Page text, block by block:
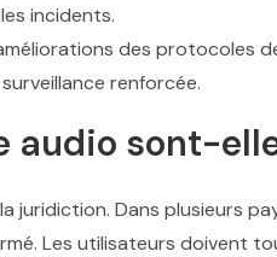
incidents.
des protocoles
renforcée.
audio sont-
Dans plusieurs
Les utilisateurs doivent